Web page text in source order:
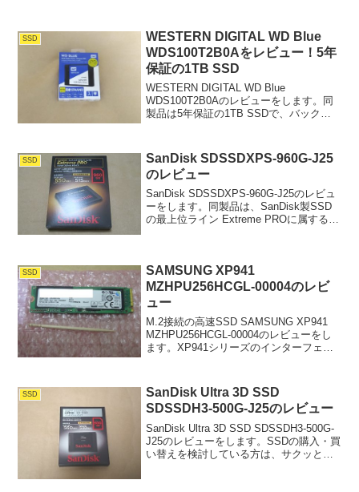
SSD
WESTERN DIGITAL WD Blue
WDS100T2B0Aをレビュー！5年
保証の1TB SSD
WESTERN DIGITAL WD Blue
WDS100T2B0Aのレビューをします。同
製品は5年保証の1TB SSDで、バックア
250GB,500GB,1TB,2TBの4種類...
SSD
SanDisk SDSSDXPS-960G-J25
のレビュー
SanDisk SDSSDXPS-960G-J25のレビュ
ーをします。同製品は、SanDisk製SSD
の最上位ライン Extreme PROに属する製
SSD
SAMSUNG XP941
MZHPU256HCGL-00004のレビ
ュー
M.2接続の高速SSD SAMSUNG XP941
MZHPU256HCGL-00004のレビューをし
ます。XP941シリーズのインターフェイ
SSD
SanDisk Ultra 3D SSD
SDSSDH3-500G-J25のレビュー
SanDisk Ultra 3D SSD SDSSDH3-500G-
J25のレビューをします。SSDの購入・買
い替えを検討している方は、サクッと読